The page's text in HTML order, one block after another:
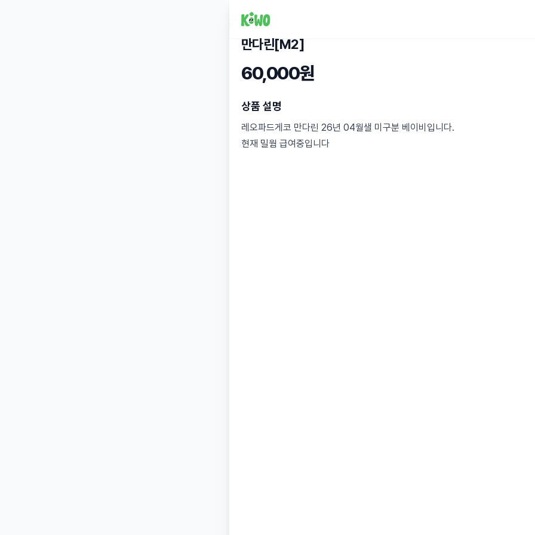
만다린[M2]
60,000원
상품 설명
레오파드게코 만다린 26년 04월샐 미구분 베이비입니다.
현재 밀웜 급여중입니다